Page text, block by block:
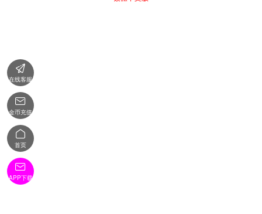

在线客服

金币充值

首页

APP下载